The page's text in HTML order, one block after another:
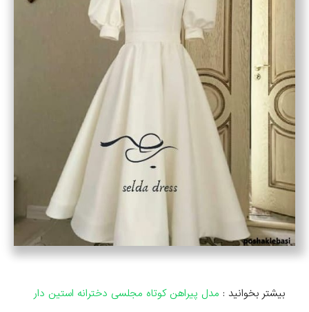
بیشتر بخوانید : مدل پیراهن کوتاه مجلسی دخترانه استین دار